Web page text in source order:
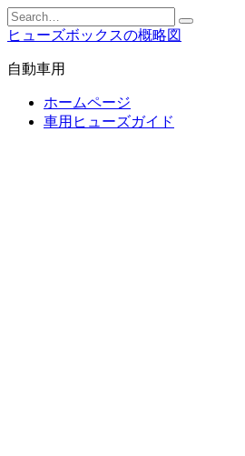
Skip
to
content
Search
for:
ヒューズボックスの概略図
自動車用
ホームページ
車用ヒューズガイド